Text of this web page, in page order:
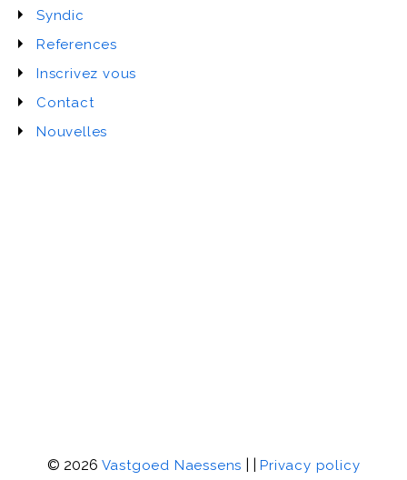
Syndic
References
Inscrivez vous
Contact
Nouvelles
© 2026 Vastgoed Naessens |Privacy policy